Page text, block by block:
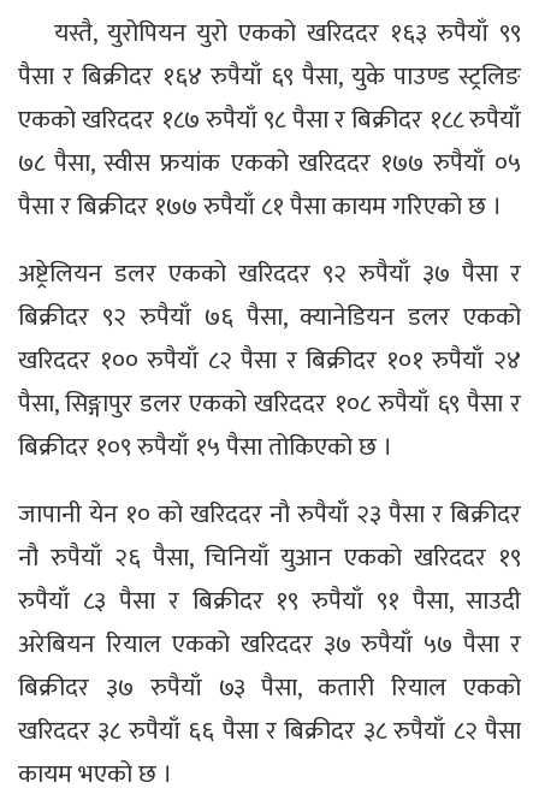
यस्तै, युरोपियन युरो एकको खरिददर १६३ रुपैयाँ ९९
पैसा र बिक्रीदर १६४ रुपैयाँ ६९ पैसा, युके पाउण्ड स्ट्रलिङ
एकको खरिददर १८७ रुपैयाँ ९८ पैसा र बिक्रीदर १८८ रुपैयाँ
७८ पैसा, स्वीस फ्रयांक एकको खरिददर १७७ रुपैयाँ ०५
पैसा र बिक्रीदर १७७ रुपैयाँ ८१ पैसा कायम गरिएको छ ।
अष्ट्रेलियन डलर एकको खरिददर ९२ रुपैयाँ ३७ पैसा र
बिक्रीदर ९२ रुपैयाँ ७६ पैसा, क्यानेडियन डलर एकको
खरिददर १०० रुपैयाँ ८२ पैसा र बिक्रीदर १०१ रुपैयाँ २४
पैसा, सिङ्गापुर डलर एकको खरिददर १०८ रुपैयाँ ६९ पैसा र
बिक्रीदर १०९ रुपैयाँ १५ पैसा तोकिएको छ ।
जापानी येन १० को खरिददर नौ रुपैयाँ २३ पैसा र बिक्रीदर
नौ रुपैयाँ २६ पैसा, चिनियाँ युआन एकको खरिददर १९
रुपैयाँ ८३ पैसा र बिक्रीदर १९ रुपैयाँ ९१ पैसा, साउदी
अरेबियन रियाल एकको खरिददर ३७ रुपैयाँ ५७ पैसा र
बिक्रीदर ३७ रुपैयाँ ७३ पैसा, कतारी रियाल एकको
खरिददर ३८ रुपैयाँ ६६ पैसा र बिक्रीदर ३८ रुपैयाँ ८२ पैसा
कायम भएको छ ।